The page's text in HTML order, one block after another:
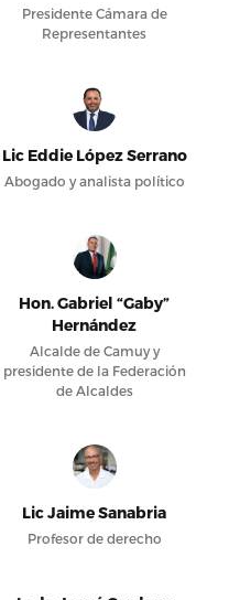
Presidente Cámara de
Representantes
Lic Eddie López Serrano
Abogado y analista político
Hon. Gabriel “Gaby”
Hernández
Alcalde de Camuy y
presidente de la Federación
de Alcaldes
Lic Jaime Sanabria
Profesor de derecho